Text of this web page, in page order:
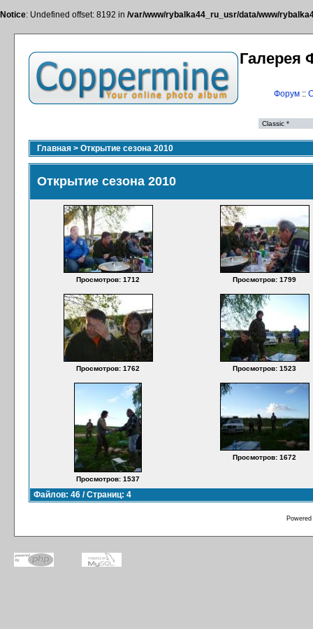
Notice: Undefined offset: 8192 in /var/www/rybalka44_ru_usr/data/www/
Галерея
Форум::
Главная > Открытие сезона 2010
Открытие сезона 2010
Просмотров: 1712 Просмотров: 1799
Просмотров: 1762 Просмотров: 1523
Просмотров: 1537
Просмотров: 1672
Файлов: 46 / Страниц: 4